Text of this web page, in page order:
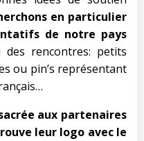
en particulier
de notre pays
rencontres: petits
ou pin’s représentant
aux partenaires
leur logo avec le